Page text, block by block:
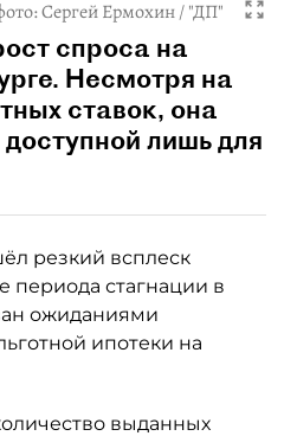
Сергей Ермохин / "ДП"
спроса на
Несмотря на
ставок, она
лишь для
резкий всплеск
периода стагнации в
ожиданиями
ипотеки на
выданных